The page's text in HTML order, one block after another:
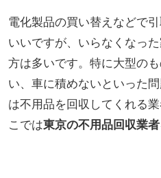
電化製品の買い替えなどで
いいですが、いらなくなっ
方は多いです。特に大型の
い、車に積めないといった
は不用品を回収してくれる
こでは東京の不用品回収業